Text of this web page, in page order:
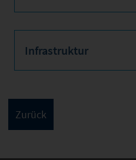
Infrastruktur